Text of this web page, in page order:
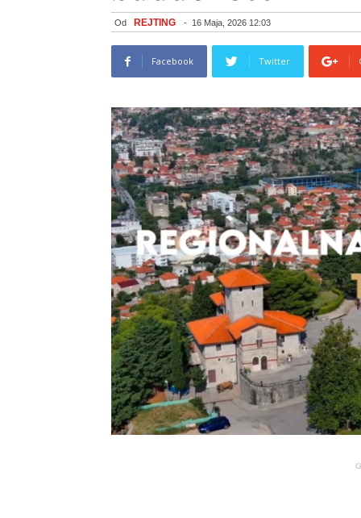
Od REJTING - 16 Maja, 2026 12:03
Facebook Twitter